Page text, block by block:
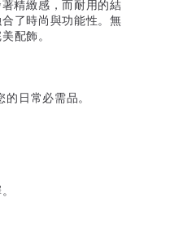
精緻感，而耐用的結
了時尚與功能性。無
配飾。
日常必需品。